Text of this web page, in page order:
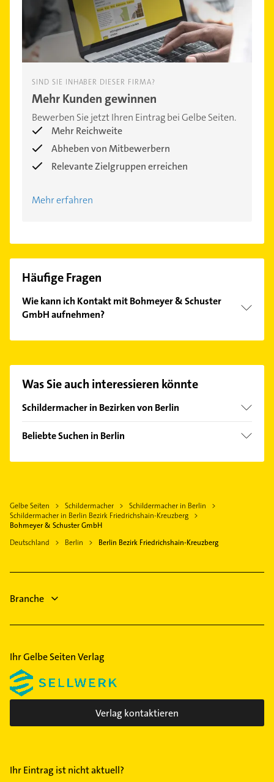
SIND SIE INHABER DIESER FIRMA?
Mehr Kunden gewinnen
Bewerben Sie jetzt Ihren Eintrag bei Gelbe Seiten.
Mehr Reichweite
Abheben von Mitbewerbern
Relevante Zielgruppen erreichen
Mehr erfahren
Häufige Fragen
Wie kann ich Kontakt mit Bohmeyer & Schuster
GmbH aufnehmen?
Hier finden Sie alleKontaktdaten
Was Sie auch interessieren könnte
Schildermacher in Bezirken von Berlin
Bezirk Charlottenburg-Wilmersdorf
Bezirk Reinickendorf
Beliebte Suchen in Berlin
Gasinstallateur
Sanitärinstallation
Dachdecker
Heizungsbauer
Gelbe Seiten Schildermacher
Schildermacher in Berlin
Schildermacher in Berlin Bezirk Friedrichshain-Kreuzberg
Bohmeyer & Schuster GmbH
Deutschland
Berlin Berlin Bezirk Friedrichshain-Kreuzberg
Branche
Ihr Gelbe Seiten Verlag
Verlag kontaktieren
Ihr Eintrag ist nicht aktuell?